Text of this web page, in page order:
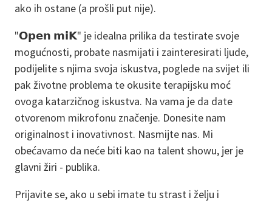
ako ih ostane (a prošli put nije).
"𝗢𝗽𝗲𝗻 𝗺𝗶𝗞" je idealna prilika da testirate svoje
mogućnosti, probate nasmijati i zainteresirati ljude,
podijelite s njima svoja iskustva, poglede na svijet ili
pak životne problema te okusite terapijsku moć
ovoga katarzičnog iskustva. Na vama je da date
otvorenom mikrofonu značenje. Donesite nam
originalnost i inovativnost. Nasmijte nas. Mi
obećavamo da neće biti kao na talent showu, jer je
glavni žiri - publika.
Prijavite se, ako u sebi imate tu strast i želju i